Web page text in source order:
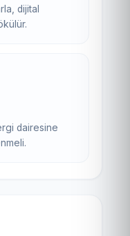
dijital
dairesine